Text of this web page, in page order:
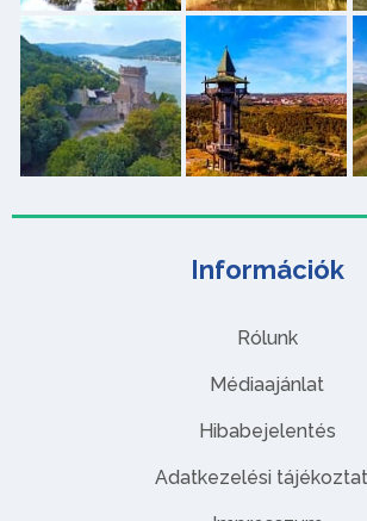
Információk
Rólunk
Médiaajánlat
Hibabejelentés
Adatkezelési